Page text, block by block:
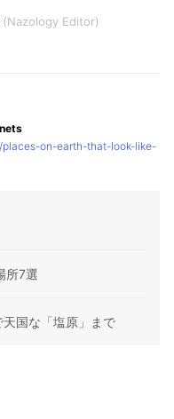
Nazology Editor
on-earth-that-look-like-
所7選
国な「塩原」まで